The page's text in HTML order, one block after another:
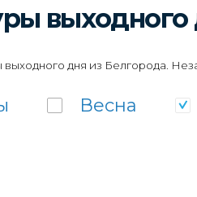
выходного
дня из Белгорода.
Весна